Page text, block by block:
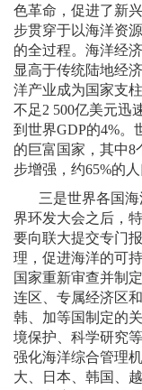
色革命，促进了新
步贯穿于以海洋资
的全过程。海洋经
显高于传统陆地经
洋产业成为国家支
不足2 500亿美元迅
到世界GDP的4%。
的巨富国家，其中8
步增强，约65%的
三是世界各国海
界环发大会之后，
要向联大提交专门
理，促进海洋的可
国家重新审查并制
连区、专属经济区
韩、加等国制定的
境保护、科学研究
强化海洋综合管理
大、日本、韩国、